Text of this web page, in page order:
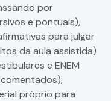
por
e pontuais),
para julgar
da aula assistida)
e ENEM
próprio para